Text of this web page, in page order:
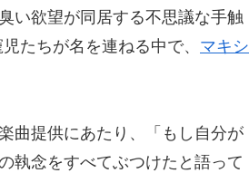
い欲望が同居する不思議な手触
たちが名を連ねる中で、 マキシ
曲提供にあたり、「もし自分が
執念をすべてぶつけたと語って